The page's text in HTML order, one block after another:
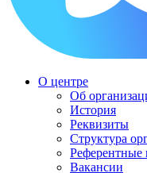
О центре
Об
История
Реквизиты
Структура
Референтные
Вакансии